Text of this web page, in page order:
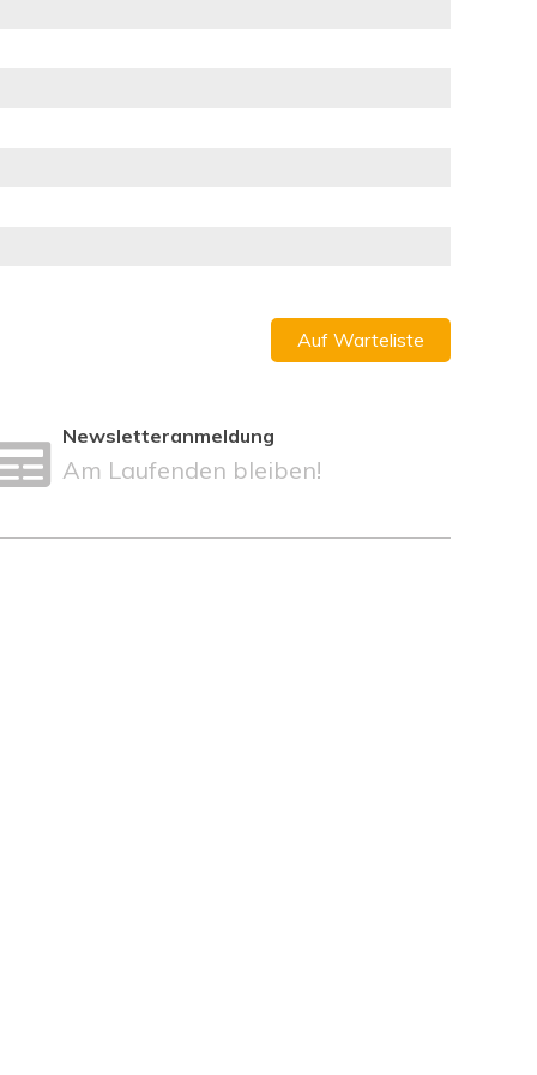
Auf Warteliste
Newsletteranmeldung
Am Laufenden bleiben!